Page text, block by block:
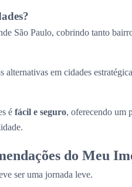
São Paulo, cobrindo tanto
em cidades
é fácil e seguro, oferecendo um
do Meu
ser uma jornada leve.